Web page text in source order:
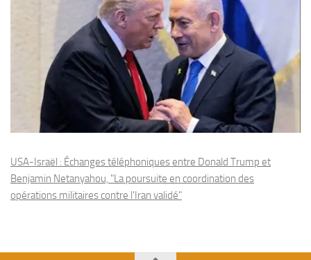
USA-Israël : Échanges téléphoniques entre Donald Trump et
Benjamin Netanyahou, "La poursuite en coordination des
opérations militaires contre l'Iran validé"